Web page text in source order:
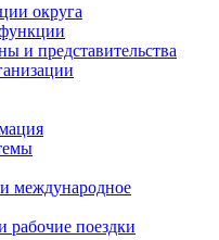
округа
и представительства
международное
поездки